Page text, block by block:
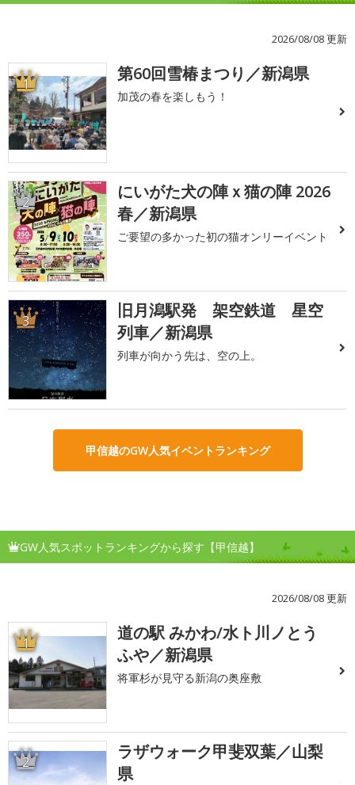
2026/08/08 更新
1 第60回雪椿まつり／新潟県
加茂の春を楽しもう！
2
にいがた犬の陣ｘ猫の陣 2026
春／新潟県
ご要望の多かった初の猫オンリーイベント
3
旧月潟駅発 架空鉄道 星空
列車／新潟県
列車が向かう先は、空の上。
甲信越のGW人気イベントランキング
GW人気スポットランキングから探す【甲信越】
2026/08/08 更新
1
道の駅 みかわ/水ト川ノとう
ふや／新潟県
将軍杉が見守る新潟の奥座敷
2
ラザウォーク甲斐双葉／山梨
県